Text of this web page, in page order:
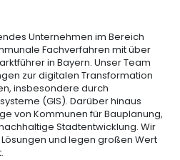
Unternehmen im Bereich
Fachverfahren mit über
in Bayern. Unser Team
zur digitalen Transformation
insbesondere durch
(GIS). Darüber hinaus
von Kommunen für Bauplanung,
Stadtentwicklung. Wir
und legen großen Wert